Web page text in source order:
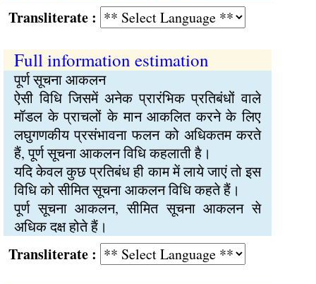
:
Full information estimation
पूर्ण सूचना आकलन
ऐसी विधि जिसमें अनेक प्रारंभिक प्रतिबंधों वाले
मॉडल के प्राचलों के मान आकलित करने के लिए
लघुगणकीय प्रसंभावना फलन को अधिकतम करते
हैं, पूर्ण सूचना आकलन विधि कहलाती है।
यदि केवल कुछ प्रतिबंध ही काम में लाये जाएं तो इस
विधि को सीमित सूचना आकलन विधि कहते हैं।
पूर्ण सूचना आकलन, सीमित सूचना आकलन से
अधिक दक्ष होते हैं।
: